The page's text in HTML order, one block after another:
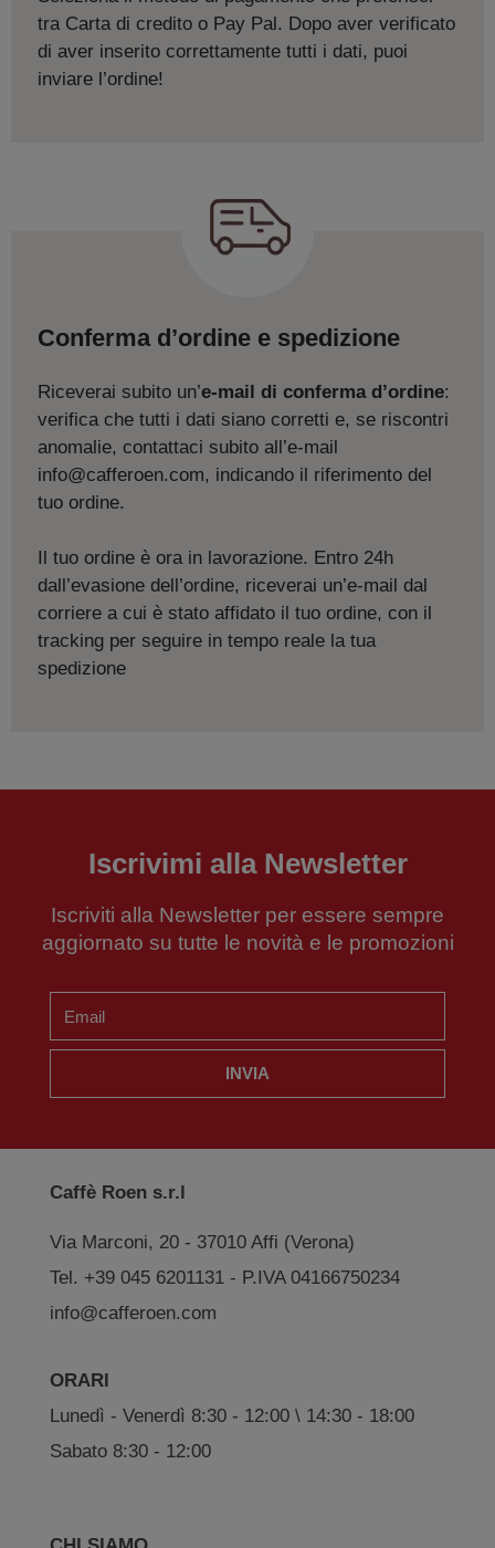
tra Carta di credito o Pay Pal. Dopo aver verificato
di aver inserito correttamente tutti i dati, puoi
inviare l’ordine!
Conferma d’ordine e spedizione
Riceverai subito un’e-mail di conferma d’ordine:
verifica che tutti i dati siano corretti e, se riscontri
anomalie, contattaci subito all’e-mail
info@cafferoen.com, indicando il riferimento del
tuo ordine.
Il tuo ordine è ora in lavorazione. Entro 24h
dall’evasione dell’ordine, riceverai un’e-mail dal
corriere a cui è stato affidato il tuo ordine, con il
tracking per seguire in tempo reale la tua
spedizione
Iscrivimi alla Newsletter
Iscriviti alla Newsletter per essere sempre
aggiornato su tutte le novità e le promozioni
INVIA
Caffè Roen s.r.l
Via Marconi, 20 - 37010 Affi (Verona)
Tel. +39 045 6201131 - P.IVA 04166750234
info@cafferoen.com
ORARI
Lunedì - Venerdì 8:30 - 12:00 \ 14:30 - 18:00
Sabato 8:30 - 12:00